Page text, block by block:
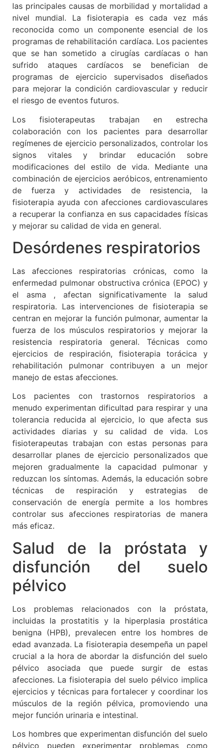
las principales causas de morbilidad y mortalidad a
nivel mundial. La fisioterapia es cada vez más
reconocida como un componente esencial de los
programas de rehabilitación cardíaca. Los pacientes
que se han sometido a cirugías cardíacas o han
sufrido ataques cardíacos se benefician de
programas de ejercicio supervisados ​​diseñados
para mejorar la condición cardiovascular y reducir
el riesgo de eventos futuros.
Los fisioterapeutas trabajan en estrecha
colaboración con los pacientes para desarrollar
regímenes de ejercicio personalizados, controlar los
signos vitales y brindar educación sobre
modificaciones del estilo de vida. Mediante una
combinación de ejercicios aeróbicos, entrenamiento
de fuerza y ​​actividades de resistencia, la
fisioterapia ayuda con afecciones cardiovasculares
a recuperar la confianza en sus capacidades físicas
y mejorar su calidad de vida en general.
Desórdenes respiratorios
Las afecciones respiratorias crónicas, como la
enfermedad pulmonar obstructiva crónica (EPOC) y
el asma , afectan significativamente la salud
respiratoria. Las intervenciones de fisioterapia se
centran en mejorar la función pulmonar, aumentar la
fuerza de los músculos respiratorios y mejorar la
resistencia respiratoria general. Técnicas como
ejercicios de respiración, fisioterapia torácica y
rehabilitación pulmonar contribuyen a un mejor
manejo de estas afecciones.
Los pacientes con trastornos respiratorios a
menudo experimentan dificultad para respirar y una
tolerancia reducida al ejercicio, lo que afecta sus
actividades diarias y su calidad de vida. Los
fisioterapeutas trabajan con estas personas para
desarrollar planes de ejercicio personalizados que
mejoren gradualmente la capacidad pulmonar y
reduzcan los síntomas. Además, la educación sobre
técnicas de respiración y estrategias de
conservación de energía permite a los hombres
controlar sus afecciones respiratorias de manera
más eficaz.
Salud de la próstata y
disfunción del suelo
pélvico
Los problemas relacionados con la próstata,
incluidas la prostatitis y la hiperplasia prostática
benigna (HPB), prevalecen entre los hombres de
edad avanzada. La fisioterapia desempeña un papel
crucial a la hora de abordar la disfunción del suelo
pélvico asociada que puede surgir de estas
afecciones. La fisioterapia del suelo pélvico implica
ejercicios y técnicas para fortalecer y coordinar los
músculos de la región pélvica, promoviendo una
mejor función urinaria e intestinal.
Los hombres que experimentan disfunción del suelo
pélvico pueden experimentar problemas como